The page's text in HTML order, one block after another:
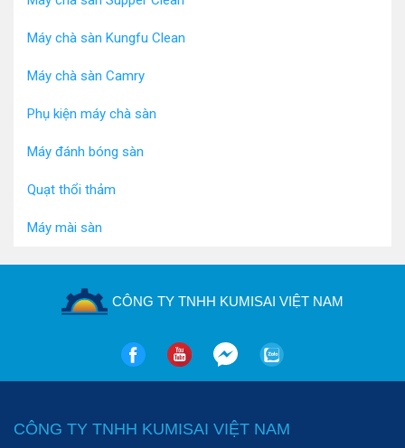
phẩm
Máy chà sàn ngồi lái
đang được sử dụng khá phổ biến tại nhiều đơn vị, công ty.
này đã và đang được cải tiến với nhiều tính năng cùng công
suất mạnh mẽ. Cụ thể dưới đây là một số những đặc điểm
nổi bật của sản phẩm:
Máy có công suất lớn, đáp ứng nhu cầu làm sạch tại
nhiều không gian có diện tích vừa và lớn như khách
sạn, sân bay, trung tâm mua sắm,...
Máy chà sàn ngồi lái sở hữu hiệu năng làm sạch
năng hút và xả nước cùng lúc giúp đơn giản hóa quá
trình vệ sinh, làm sạch.
Máy chà sàn Kungfu Clean
Máy chà sàn Camry
Phụ kiện máy chà sàn
Máy đánh bóng sàn
Quạt thổi thảm
Máy mài sàn
CÔNG TY TNHH KUMISAI VIỆT NAM
CÔNG TY TNHH KUMISAI VIỆT NAM